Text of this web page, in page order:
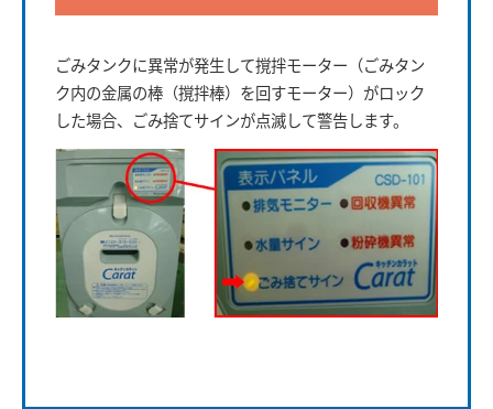
ごみタンクに異常が発生して撹拌モーター（ごみタン
ク内の金属の棒（撹拌棒）を回すモーター）がロック
した場合、ごみ捨てサインが点滅して警告します。